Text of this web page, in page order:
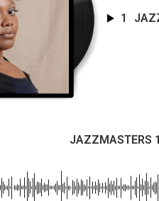
1
JAZZMASTERS